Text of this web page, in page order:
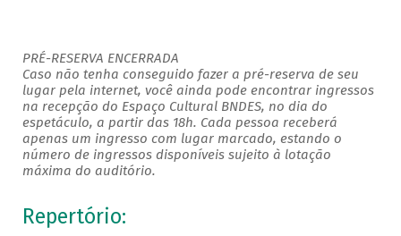
PRÉ-RESERVA ENCERRADA
Caso não tenha conseguido fazer a pré-reserva de seu
lugar pela internet, você ainda pode encontrar ingressos
na recepção do Espaço Cultural BNDES, no dia do
espetáculo, a partir das 18h. Cada pessoa receberá
apenas um ingresso com lugar marcado, estando o
número de ingressos disponíveis sujeito à lotação
máxima do auditório.
Repertório: